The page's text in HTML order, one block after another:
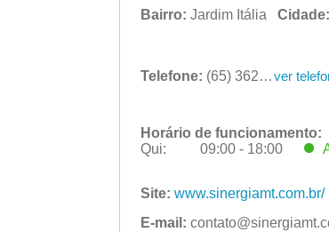
Bairro: Jardim Itália Cidade:
Telefone: (65) 3622-2920 ver
Horário de funcionamento:
Qui:
09:00 - 18:00
Ter:
09:00 - 18:00
Qua:
09:00 - 18:00
Site: www.sinergiamt.com.br/
E-mail: